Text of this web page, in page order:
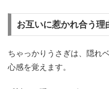
お互いに惹かれ合う理
ちゃっかりうさぎは、隠れ
心感を覚えます。